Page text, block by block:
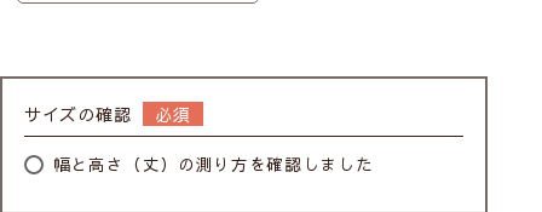
サイズの確認
幅と高さ（丈）の測り方を確認しました